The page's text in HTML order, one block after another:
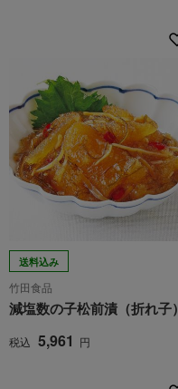
送料込み
竹田食品
減塩数の子松前漬（折れ子）
税込 5,961 円